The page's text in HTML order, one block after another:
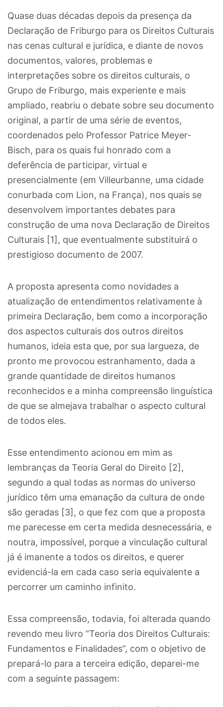
Quase duas décadas depois da presença da
Declaração de Friburgo para os Direitos Culturais
nas cenas cultural e jurídica, e diante de novos
documentos, valores, problemas e
interpretações sobre os direitos culturais, o
Grupo de Friburgo, mais experiente e mais
ampliado, reabriu o debate sobre seu documento
original, a partir de uma série de eventos,
coordenados pelo Professor Patrice Meyer-
Bisch, para os quais fui honrado com a
deferência de participar, virtual e
presencialmente (em Villeurbanne, uma cidade
conurbada com Lion, na França), nos quais se
desenvolvem importantes debates para
construção de uma nova Declaração de Direitos
Culturais [1] , que eventualmente substituirá o
prestigioso documento de 2007.
A proposta apresenta como novidades a
atualização de entendimentos relativamente à
primeira Declaração, bem como a incorporação
dos aspectos culturais dos outros direitos
humanos, ideia esta que, por sua largueza, de
pronto me provocou estranhamento, dada a
grande quantidade de direitos humanos
reconhecidos e a minha compreensão linguística
de que se almejava trabalhar o aspecto cultural
de todos eles.
Esse entendimento acionou em mim as
lembranças da Teoria Geral do Direito [2] ,
segundo a qual todas as normas do universo
jurídico têm uma emanação da cultura de onde
são geradas [3] , o que fez com que a proposta
me parecesse em certa medida desnecessária, e
noutra, impossível, porque a vinculação cultural
já é imanente a todos os direitos, e querer
evidenciá-la em cada caso seria equivalente a
percorrer um caminho infinito.
Essa compreensão, todavia, foi alterada quando
revendo meu livro “Teoria dos Direitos Culturais:
Fundamentos e Finalidades”, com o objetivo de
prepará-lo para a terceira edição, deparei-me
com a seguinte passagem: